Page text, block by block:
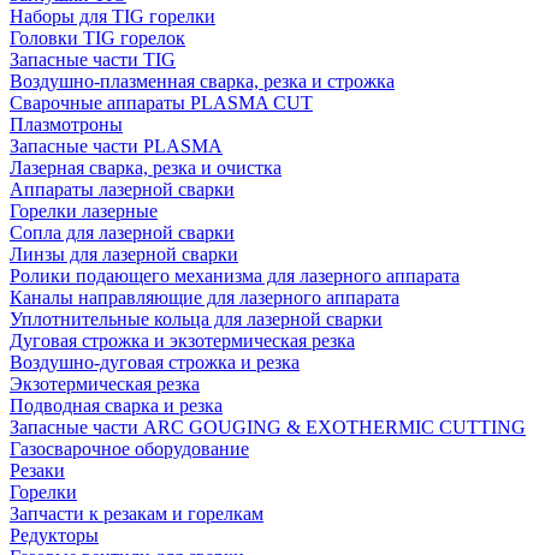
Наборы для TIG горелки
Головки TIG горелок
Запасные части TIG
Воздушно-плазменная сварка, резка и строжка
Сварочные аппараты PLASMA CUT
Плазмотроны
Запасные части PLASMA
Лазерная сварка, резка и очистка
Аппараты лазерной сварки
Горелки лазерные
Сопла для лазерной сварки
Линзы для лазерной сварки
Ролики подающего механизма для лазерного аппарата
Каналы направляющие для лазерного аппарата
Уплотнительные кольца для лазерной сварки
Дуговая строжка и экзотермическая резка
Воздушно-дуговая строжка и резка
Экзотермическая резка
Подводная сварка и резка
Запасные части ARC GOUGING & EXOTHERMIC CUTTING
Газосварочное оборудование
Резаки
Горелки
Запчасти к резакам и горелкам
Редукторы